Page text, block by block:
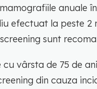
anuale
efectuat la peste 2
sunt
cu vârsta de 75 de
din cauza